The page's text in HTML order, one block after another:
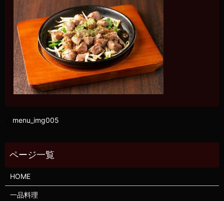
menu_img005
HOME
一品料理